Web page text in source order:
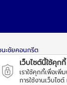
นะชัยคอนกรีต
เว็บไซต์นี้ใช้คุกกี้
เราใช้คุกกี้เพื่อเ
การใช้งานเว็บไซต์